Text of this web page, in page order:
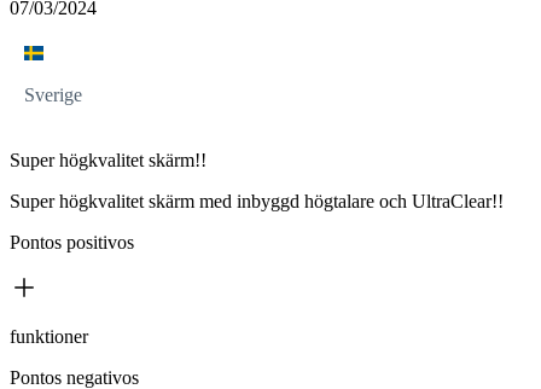
07/03/2024
Sverige
Super högkvalitet skärm!!
Super högkvalitet skärm med inbyggd högtalare och UltraClear!!
Pontos positivos
funktioner
Pontos negativos